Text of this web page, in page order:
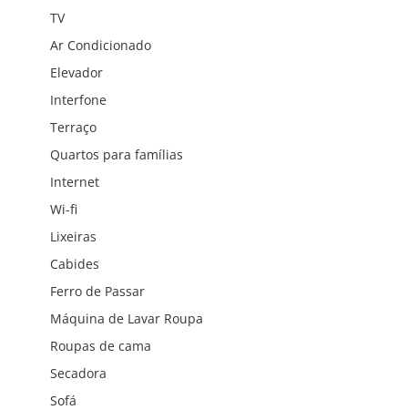
TV
Ar Condicionado
Elevador
Interfone
Terraço
Quartos para famílias
Internet
Wi-fi
Lixeiras
Cabides
Ferro de Passar
Máquina de Lavar Roupa
Roupas de cama
Secadora
Sofá